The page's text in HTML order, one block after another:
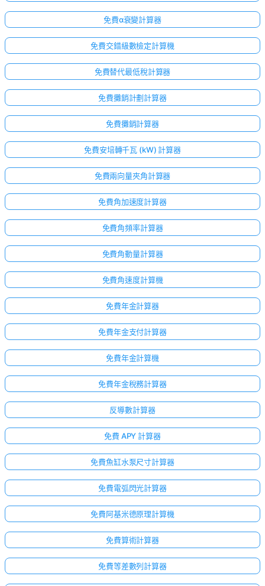
免費α衰變計算器
免費交錯級數檢定計算機
免費替代最低稅計算器
免費攤銷計劃計算器
免費攤銷計算器
免費安培轉千瓦 (kW) 計算器
免費兩向量夾角計算器
免費角加速度計算器
免費角頻率計算器
免費角動量計算器
免費角速度計算機
免費年金計算器
免費年金支付計算器
免費年金計算機
免費年金稅務計算器
反導數計算器
免費 APY 計算器
免費魚缸水泵尺寸計算器
免費電弧閃光計算器
免費阿基米德原理計算機
免費算術計算器
免費等差數列計算器